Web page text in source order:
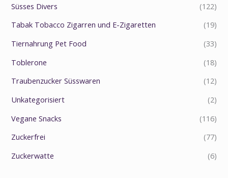
Süsses Divers
(122)
Tabak Tobacco Zigarren und E-Zigaretten
(19)
Tiernahrung Pet Food
(33)
Toblerone
(18)
Traubenzucker Süsswaren
(12)
Unkategorisiert
(2)
Vegane Snacks
(116)
Zuckerfrei
(77)
Zuckerwatte
(6)